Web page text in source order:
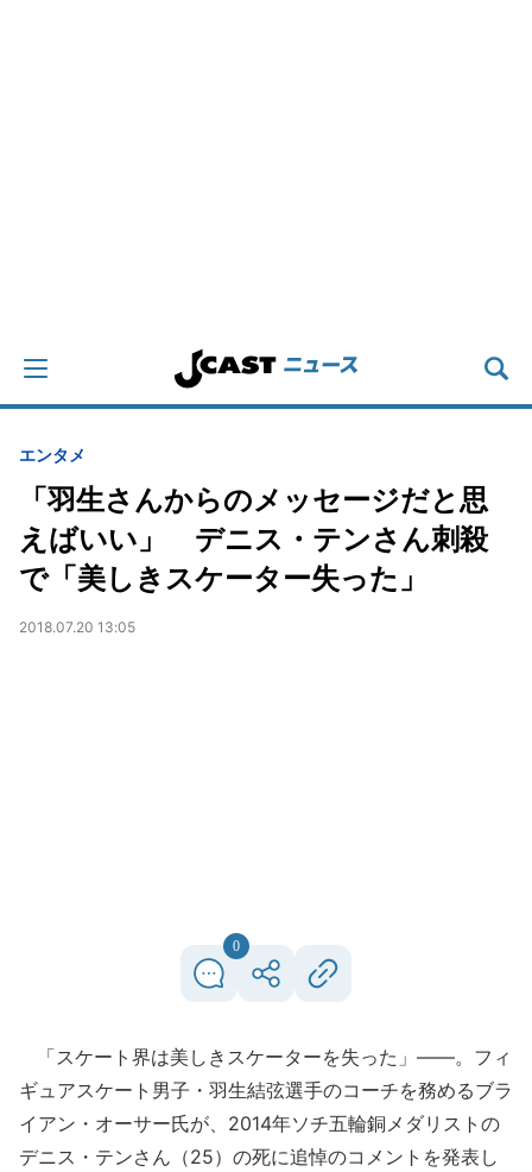
エンタメ
「羽生さんからのメッセージだと思
えばいい」 デニス・テンさん刺殺
で「美しきスケーター失った」
2018.07.20 13:05
0
「スケート界は美しきスケーターを失った」――。フィ
ギュアスケート男子・羽生結弦選手のコーチを務めるブラ
イアン・オーサー氏が、2014年ソチ五輪銅メダリストの
デニス・テンさん（25）の死に追悼のコメントを発表し